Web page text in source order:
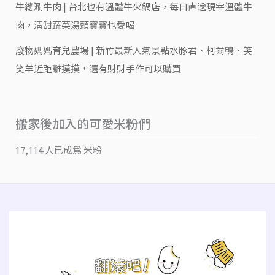
牛總涮牛肉 | 台北也有溫體牛火鍋店，每日直送現宰溫體牛
肉，清甜蔬菜湯頭寶寶也愛喝
廢物媽媽育兒農場 | 新竹最新人氣景點水豚君、柯爾鴨、笑
笑羊近距離摸摸，還有財財手作可以購買
搬家後加入的可愛米粉們
17,114 人已成為 米粉